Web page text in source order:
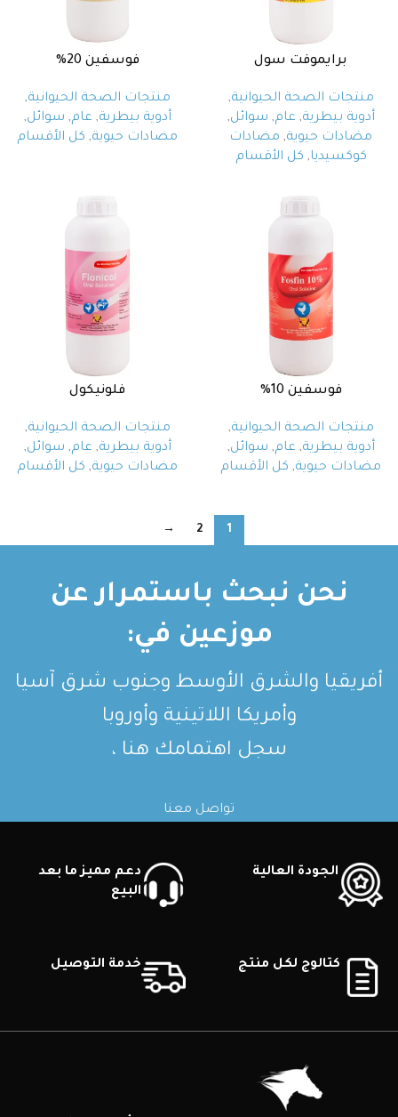
برايموفت سول
منتجات الصحة الحيوانية,
أدوية بيطرية, عام, سوائل,
مضادات حيوية, مضادات
كوكسيديا, كل الأقسام
فوسفين 20%
منتجات الصحة الحيوانية,
أدوية بيطرية, عام, سوائل,
مضادات حيوية, كل الأقسام
فوسفين 10%
منتجات الصحة الحيوانية,
أدوية بيطرية, عام, سوائل,
مضادات حيوية, كل الأقسام
فلونيكول
منتجات الصحة الحيوانية,
أدوية بيطرية, عام, سوائل,
مضادات حيوية, كل الأقسام
1
2
→
نحن نبحث باستمرار عن
موزعين في:
أفريقيا والشرق الأوسط وجنوب شرق آسيا
وأمريكا اللاتينية وأوروبا
سجل اهتمامك هنا ،
تواصل معنا
الجودة العالية
دعم مميز ما بعد
البيع
كتالوج لكل منتج خدمة التوصيل